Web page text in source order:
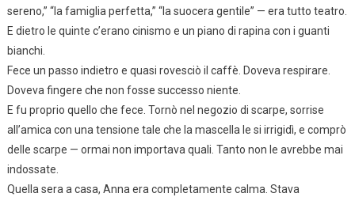
sereno,” “la famiglia perfetta,” “la suocera gentile” — era tutto teatro.
E dietro le quinte c’erano cinismo e un piano di rapina con i guanti
bianchi.
Fece un passo indietro e quasi rovesciò il caffè. Doveva respirare.
Doveva fingere che non fosse successo niente.
E fu proprio quello che fece. Tornò nel negozio di scarpe, sorrise
all’amica con una tensione tale che la mascella le si irrigidì, e comprò
delle scarpe — ormai non importava quali. Tanto non le avrebbe mai
indossate.
Quella sera a casa, Anna era completamente calma. Stava